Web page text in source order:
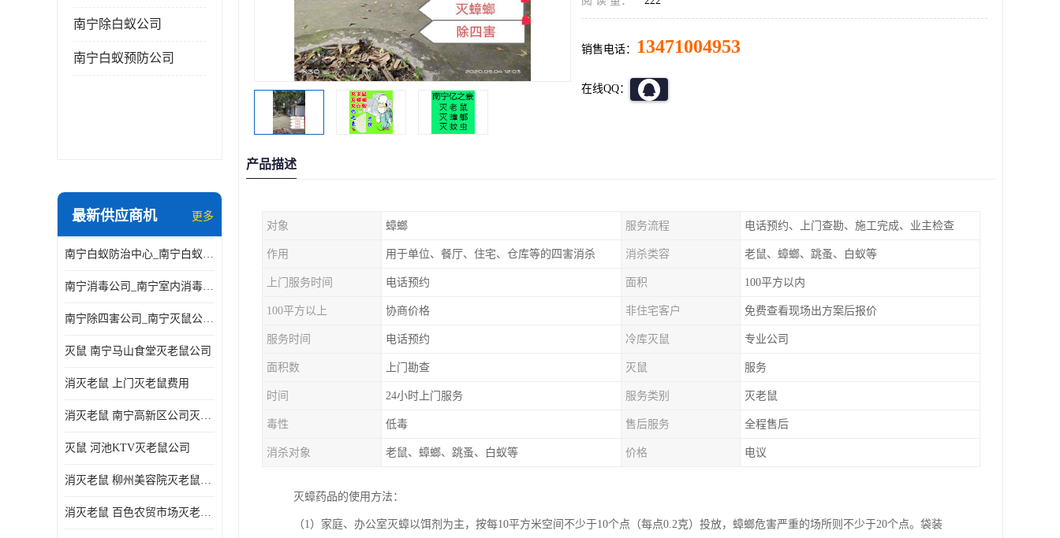
南宁除白蚁公司
南宁白蚁预防公司
最新供应商机 更多
南宁白蚁防治中心_南宁白蚁防治所电话_南宁白蚁防治公司
南宁消毒公司_南宁室内消毒_南宁室内消毒公司
南宁除四害公司_南宁灭鼠公司_南宁杀虫公司
灭鼠 南宁马山食堂灭老鼠公司
消灭老鼠 上门灭老鼠费用
消灭老鼠 南宁高新区公司灭老鼠
灭鼠 河池KTV灭老鼠公司
消灭老鼠 柳州美容院灭老鼠费用
消灭老鼠 百色农贸市场灭老鼠公司
销售电话： 13471004953
在线QQ：
产品描述
对象 蟑螂 服务流程 电话预约、上门查勘、施工完成、业主检查
作用 用于单位、餐厅、住宅、仓库等的四害消杀 消杀类容 老鼠、蟑螂、跳蚤、白蚁等
上门服务时间 电话预约 面积 100平方以内
100平方以上 协商价格 非住宅客户 免费查看现场出方案后报价
服务时间 电话预约 冷库灭鼠 专业公司
面积数 上门勘查 灭鼠 服务
时间 24小时上门服务 服务类别 灭老鼠
毒性 低毒 售后服务 全程售后
消杀对象 老鼠、蟑螂、跳蚤、白蚁等 价格 电议
灭蟑药品的使用方法：
（1）家庭、办公室灭蟑以饵剂为主，按每10平方米空间不少于10个点（每点0.2克）投放，蟑螂危害严重的场所则不少于20个点。袋装